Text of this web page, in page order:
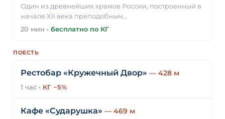
Один из древнейших храмов России, построенный в
начале XII века преподобным…
20 мин · бесплатно по КГ
ПОЕСТЬ
Рестобар «Кружечный Двор» — 428 м
1 час · КГ −5%
Кафе «Сударушка» — 469 м